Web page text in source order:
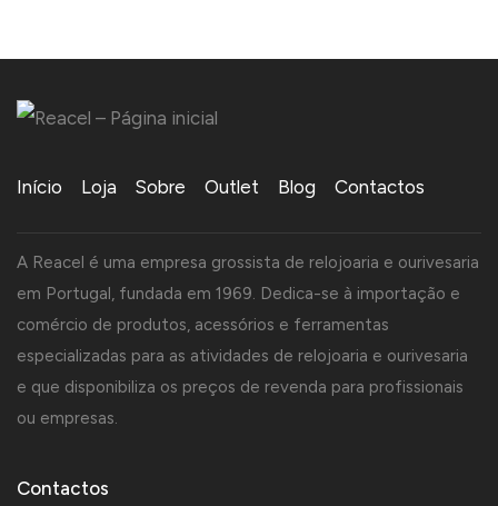
Início Loja Sobre Outlet Blog Contactos
A Reacel é uma empresa grossista de relojoaria e ourivesaria
em Portugal, fundada em 1969. Dedica-se à importação e
comércio de produtos, acessórios e ferramentas
especializadas para as atividades de relojoaria e ourivesaria
e que disponibiliza os preços de revenda para profissionais
ou empresas.
Contactos